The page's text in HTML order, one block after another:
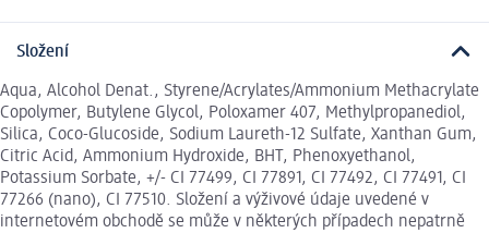
Složení
Aqua, Alcohol Denat., Styrene/Acrylates/Ammonium Methacrylate
Copolymer, Butylene Glycol, Poloxamer 407, Methylpropanediol,
Silica, Coco-Glucoside, Sodium Laureth-12 Sulfate, Xanthan Gum,
Citric Acid, Ammonium Hydroxide, BHT, Phenoxyethanol,
Potassium Sorbate, +/- CI 77499, CI 77891, CI 77492, CI 77491, CI
77266 (nano), CI 77510. Složení a výživové údaje uvedené v
internetovém obchodě se může v některých případech nepatrně